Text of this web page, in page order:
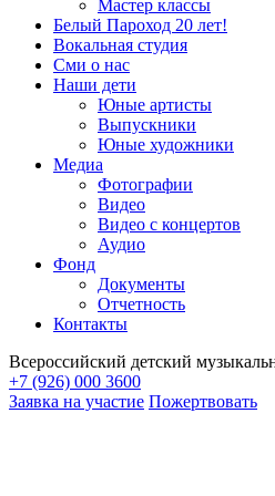
Мастер классы
Белый Пароход 20 лет!
Вокальная студия
Сми о нас
Наши дети
Юные артисты
Выпускники
Юные художники
Медиа
Фотографии
Видео
Видео с концертов
Аудио
Фонд
Документы
Отчетность
Контакты
Всероссийский детский
+7 (926) 000 3600
Заявка на участие Пожертвовать